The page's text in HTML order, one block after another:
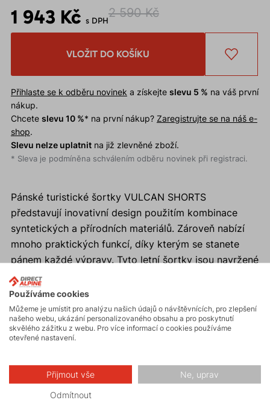
1 943 Kč s DPH
2 590 Kč
VLOŽIT DO KOŠÍKU
Přihlaste se k odběru novinek a získejte slevu 5 % na váš první
nákup.
Chcete slevu 10 %* na první nákup? Zaregistrujte se na náš e-
shop.
Slevu nelze uplatnitna již zlevněné zboží.
* Sleva je podmíněna schválením odběru novinek při registraci.
Pánské turistické šortky VULCAN SHORTS
představují inovativní design použitím kombinace
syntetických a přírodních materiálů. Zároveň nabízí
mnoho praktických funkcí, díky kterým se stanete
pánem každé výpravy. Tyto letní šortky jsou navržené
pro všechny turisty i cestovatele.
Proč si koupit pánské turistické šortky VULCAN
SHORTS?
Maximální pohodlí.
Promyšlený systém zipových kapes.
Skvěle padnou a neomezují v pohybu.
Používáme cookies
Můžeme je umístit pro analýzu našich údajů o návštěvnících, pro zlepšení
našeho webu, ukázání personalizovaného obsahu a pro poskytnutí
skvělého zážitku z webu. Pro více informací o cookies používáme
otevřené nastavení.
Přijmout vše Ne, uprav
Odmítnout